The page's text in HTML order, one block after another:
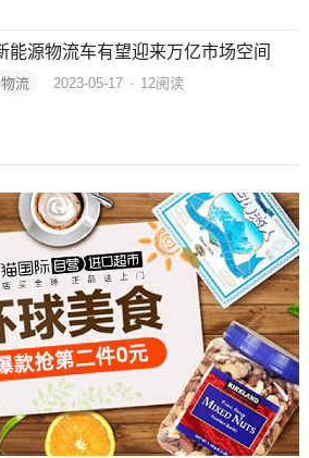
新能源物流车有望迎来万亿市场空间